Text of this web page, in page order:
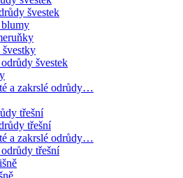
švestek
švestky
švestek
a zakrslé odrůdy…
třešní
třešní
a zakrslé odrůdy…
třešní